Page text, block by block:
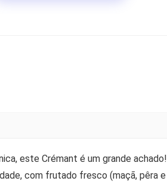
este Crémant é um grande achado!
com frutado fresco (maçã, pêra e